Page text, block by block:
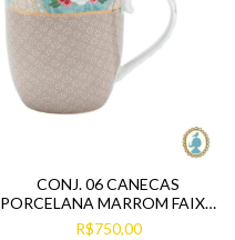
CONJ. 06 CANECAS
PORCELANA MARROM FAIXA
C FLOR NA BORDA
R$750,00